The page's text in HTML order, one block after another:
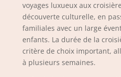
voyages luxueux aux
découverte culturelle, en
familiales avec un large
enfants. La durée de la
critère de choix important,
à plusieurs semaines.